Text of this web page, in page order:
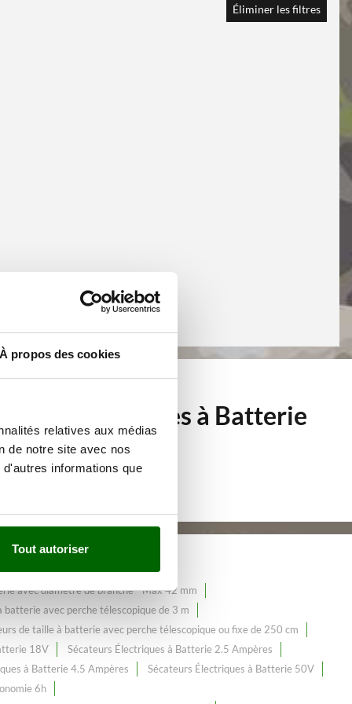
À propos des cookies
relatives aux médias
de notre site avec nos
informations que
Tout autoriser
Éliminer les filtres
Électriques à Batterie
avec diamètre de branche - Max 42 mm
batterie avec perche télescopique de 3 m
de taille à batterie avec perche télescopique ou fixe de 250 cm
18V
Sécateurs Électriques à Batterie 2.5 Ampères
à Batterie 4.5 Ampères
Sécateurs Électriques à Batterie 50V
6h